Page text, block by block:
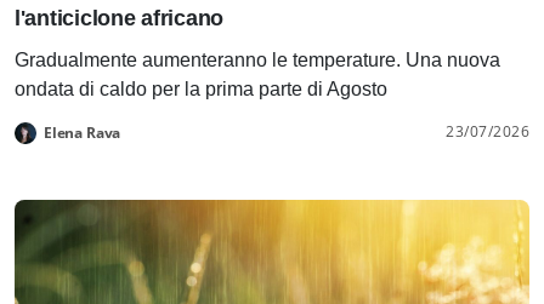
l'anticiclone africano
Gradualmente aumenteranno le temperature. Una nuova
ondata di caldo per la prima parte di Agosto
Elena Rava 23/07/2026